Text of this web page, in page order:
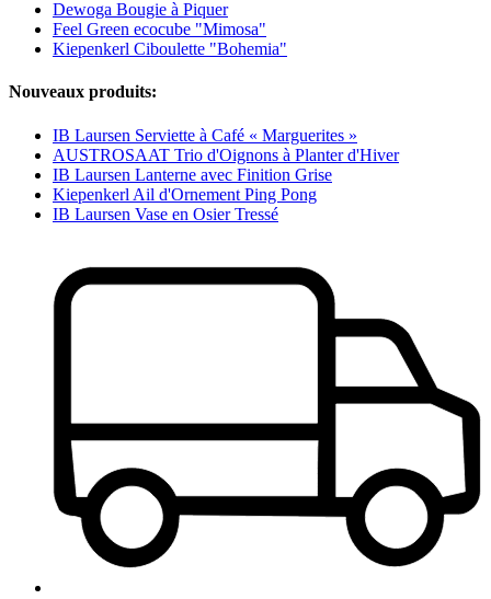
Dewoga Bougie à Piquer
Feel Green ecocube "Mimosa"
Kiepenkerl Ciboulette "Bohemia"
Nouveaux produits:
IB Laursen Serviette à Café « Marguerites »
AUSTROSAAT Trio d'Oignons à Planter d'Hiver
IB Laursen Lanterne avec Finition Grise
Kiepenkerl Ail d'Ornement Ping Pong
IB Laursen Vase en Osier Tressé